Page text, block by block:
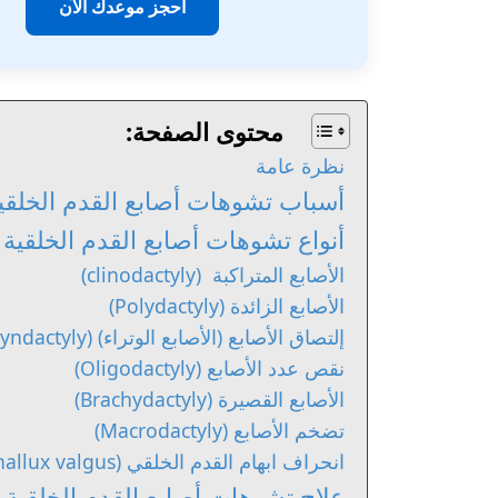
احجز موعدك الآن
محتوى الصفحة:
نظرة عامة
أسباب تشوهات أصابع القدم
أنواع تشوهات أصابع القدم الخلقية
الأصابع المتراكبة (clinodactyly)
الأصابع الزائدة (Polydactyly)
إلتصاق الأصابع (الأصابع الوتراء) (syndactyly)
نقص عدد الأصابع (Oligodactyly)
الأصابع القصيرة (Brachydactyly)
تضخم الأصابع (Macrodactyly)
انحراف ابهام القدم الخلقي (congenital hallux valgus)